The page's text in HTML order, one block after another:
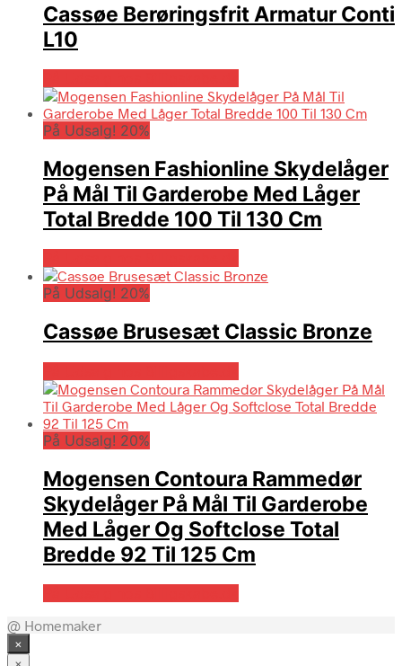
Cassøe Berøringsfrit Armatur Conti
L10
På Udsalg! 20%
Mogensen Fashionline Skydelåger
På Mål Til Garderobe Med Låger
Total Bredde 100 Til 130 Cm
På Udsalg! 20%
Cassøe Brusesæt Classic Bronze
På Udsalg! 20%
Mogensen Contoura Rammedør
Skydelåger På Mål Til Garderobe
Med Låger Og Softclose Total
Bredde 92 Til 125 Cm
@ Homemaker
×